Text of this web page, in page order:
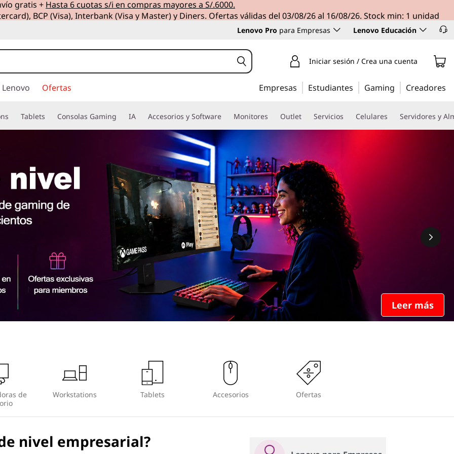
gratis + Hasta 6 cuotas s/i en compras mayores a S/.6000.
BCP (Visa), Interbank (Visa y Master) y Diners. Ofertas válidas del 03/08/26 al 16/08/26. Stock min: 1 unidad
Lenovo Pro para Empresas Lenovo Educación
Iniciar sesión / Crea una cuenta
Ofertas Empresas Estudiantes Gaming Creadores
Tablets Consolas Gaming IA Accesorios y Software Monitores Outlet Servicios Celulares Servidores y
Leer más
de
Workstations Tablets Accesorios Ofertas
nivel empresarial?